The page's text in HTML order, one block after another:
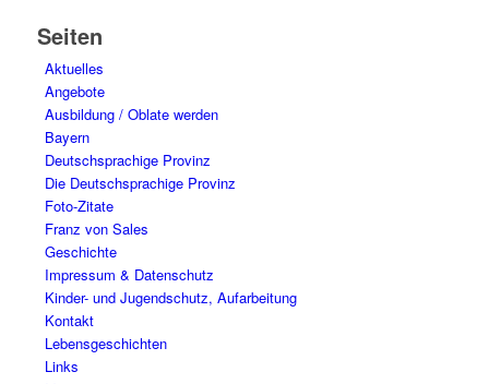
Seiten
Aktuelles
Angebote
Ausbildung / Oblate werden
Bayern
Deutschsprachige Provinz
Die Deutschsprachige Provinz
Foto-Zitate
Franz von Sales
Geschichte
Impressum & Datenschutz
Kinder- und Jugendschutz, Aufarbeitung
Kontakt
Lebensgeschichten
Links